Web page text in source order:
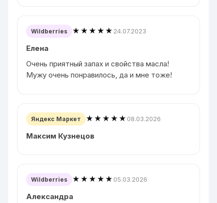
Wildberries ★★★★★ 24.07.2023
Елена
Очень приятный запах и свойства масла!
Мужу очень понравилось, да и мне тоже!
Яндекс Маркет ★★★★★ 08.03.2026
Максим Кузнецов
Wildberries ★★★★★ 05.03.2026
Александра